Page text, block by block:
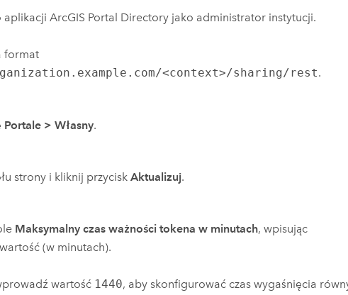
aplikacji ArcGIS Portal Directory jako administrator instytucji.
format
<context>/sharing/rest.
Portale > Własny.
strony i kliknij przyciskAktualizuj.
Maksymalny czas ważności tokena w minutach, wpisując
(w minutach).
wartość 1440, aby skonfigurować czas wygaśnięcia